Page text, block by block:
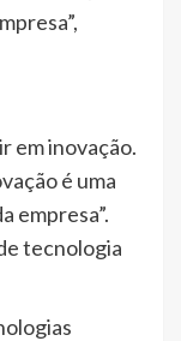
em inovação.
é uma
empresa”.
tecnologia